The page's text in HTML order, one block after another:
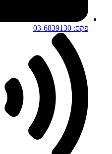
פקס: 03-6839130